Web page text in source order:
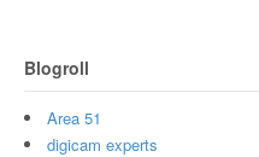
Blogroll
Area 51
digicam experts